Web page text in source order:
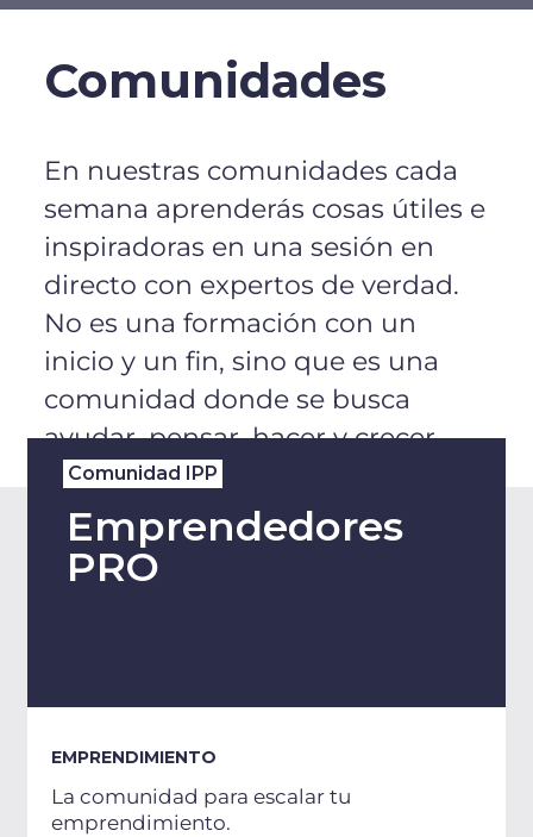
Comunidades
En nuestras comunidades cada
semana aprenderás cosas útiles e
inspiradoras en una sesión en
directo con expertos de verdad.
No es una formación con un
inicio y un fin, sino que es una
comunidad donde se busca
ayudar, pensar, hacer y crecer.
Comunidad IPP
Emprendedores
PRO
EMPRENDIMIENTO
La comunidad para escalar tu
emprendimiento.